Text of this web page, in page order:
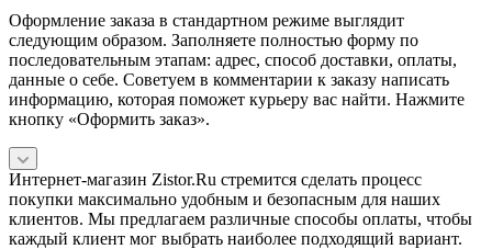
Оформление заказа в стандартном режиме выглядит
следующим образом. Заполняете полностью форму по
последовательным этапам: адрес, способ доставки, оплаты,
данные о себе. Советуем в комментарии к заказу написать
информацию, которая поможет курьеру вас найти. Нажмите
кнопку «Оформить заказ».
Интернет-магазин Zistor.Ru стремится сделать процесс
покупки максимально удобным и безопасным для наших
клиентов. Мы предлагаем различные способы оплаты, чтобы
каждый клиент мог выбрать наиболее подходящий вариант.